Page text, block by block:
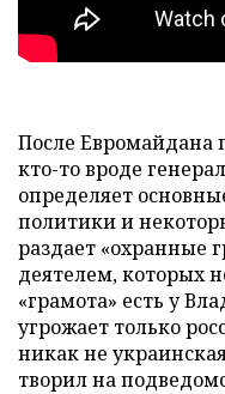
После Евромайдана
кто-то вроде
определяет
политики и
раздает «охранные
деятелем, которых
«грамота» есть у
угрожает только
никак не
творил на